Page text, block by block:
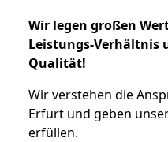
Wir legen großen
Leistungs-Verhältnis
Qualität!
Wir verstehen die
Erfurt und geben
erfüllen.